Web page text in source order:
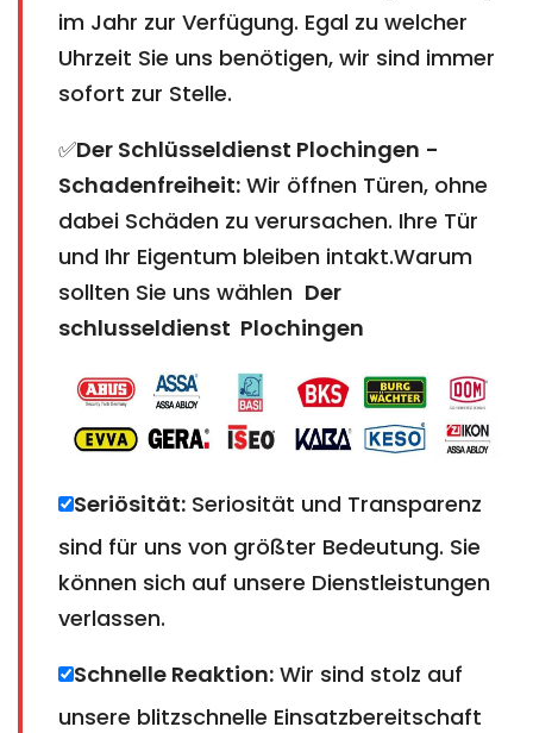
im Jahr zur Verfügung. Egal zu welcher
Uhrzeit Sie uns benötigen, wir sind immer
sofort zur Stelle.
✅Der Schlüsseldienst Plochingen ​​​​​​​-
Schadenfreiheit: Wir öffnen Türen, ohne
dabei Schäden zu verursachen. Ihre Tür
und Ihr Eigentum bleiben intakt.Warum
sollten Sie uns wählen Der
schlusseldienst Plochingen
Seriösität: Seriosität und Transparenz
sind für uns von größter Bedeutung. Sie
können sich auf unsere Dienstleistungen
verlassen.
Schnelle Reaktion: Wir sind stolz auf
unsere blitzschnelle Einsatzbereitschaft